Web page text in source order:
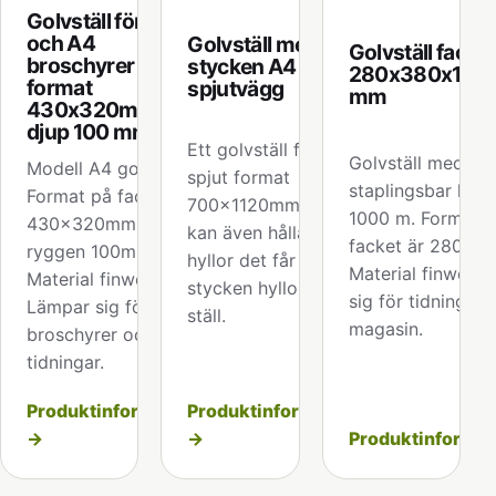
Golvställ för A3
och A4
broschyrer
format
430x320mm
djup 100 mm
Modell A4 golvställ
Format på facket är
430x320mm djup i
ryggen 100mm.
Material finwell.
Lämpar sig för
broschyrer och
tidningar.
Produktinformation
→
Golvställ med 6
stycken A4 eller
spjutvägg
Ett golvställ för
spjut format
700x1120mm Stället
kan även hålla A4
hyllor det får plats 6
stycken hyllor per
ställ.
Produktinformation
→
Golvställ fack
mm
Golvställ med
staplingsbar
1000 m. Format
facket är
Material finwell
sig för tidningar,
magasin.